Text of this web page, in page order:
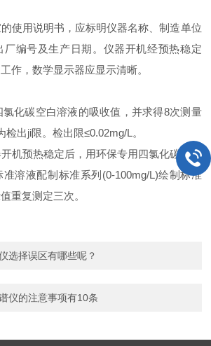
用说明书，应标明仪器名称、制造单位
厂编号及生产日期。仪器开机经预热稳定
作，数学显示器应显示清晰。
碳空白溶液的吸收值，并求得8次测量
出ji限。检出限≤0.02mg/L。
预热稳定后，用环保专用四氯化碳校准
溶液配制标准系列(0-100mg/L)绘制标准
重复测定三次。
选择误区有哪些呢？
仪的注意事项有10条